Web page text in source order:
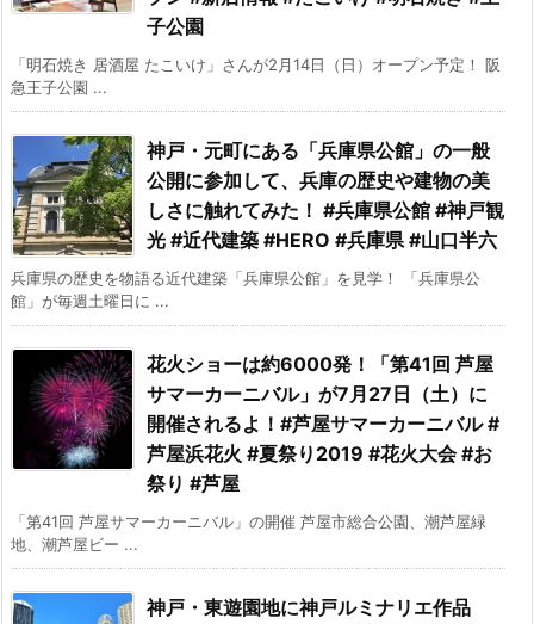
子公園
「明石焼き 居酒屋 たこいけ」さんが2月14日（日）オープン予定！ 阪
急王子公園 ...
神戸・元町にある「兵庫県公館」の一般
公開に参加して、兵庫の歴史や建物の美
しさに触れてみた！ #兵庫県公館 #神戸観
光 #近代建築 #HERO #兵庫県 #山口半六
兵庫県の歴史を物語る近代建築「兵庫県公館」を見学！ 「兵庫県公
館」が毎週土曜日に ...
花火ショーは約6000発！「第41回 芦屋
サマーカーニバル」が7月27日（土）に
開催されるよ！#芦屋サマーカーニバル #
芦屋浜花火 #夏祭り2019 #花火大会 #お
祭り #芦屋
「第41回 芦屋サマーカーニバル」の開催 芦屋市総合公園、潮芦屋緑
地、潮芦屋ビー ...
神戸・東遊園地に神戸ルミナリエ作品